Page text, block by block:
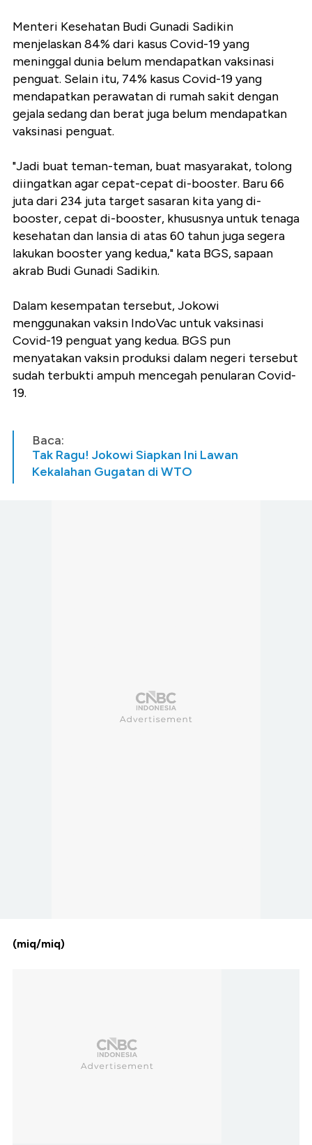
Menteri Kesehatan Budi Gunadi Sadikin
menjelaskan 84% dari kasus Covid-19 yang
meninggal dunia belum mendapatkan vaksinasi
penguat. Selain itu, 74% kasus Covid-19 yang
mendapatkan perawatan di rumah sakit dengan
gejala sedang dan berat juga belum mendapatkan
vaksinasi penguat.
"Jadi buat teman-teman, buat masyarakat, tolong
diingatkan agar cepat-cepat di-booster. Baru 66
juta dari 234 juta target sasaran kita yang di-
booster, cepat di-booster, khususnya untuk tenaga
kesehatan dan lansia di atas 60 tahun juga segera
lakukan booster yang kedua," kata BGS, sapaan
akrab Budi Gunadi Sadikin.
Dalam kesempatan tersebut, Jokowi
menggunakan vaksin IndoVac untuk vaksinasi
Covid-19 penguat yang kedua. BGS pun
menyatakan vaksin produksi dalam negeri tersebut
sudah terbukti ampuh mencegah penularan Covid-
19.
Baca:
Tak Ragu! Jokowi Siapkan Ini Lawan
Kekalahan Gugatan di WTO
(miq/miq)